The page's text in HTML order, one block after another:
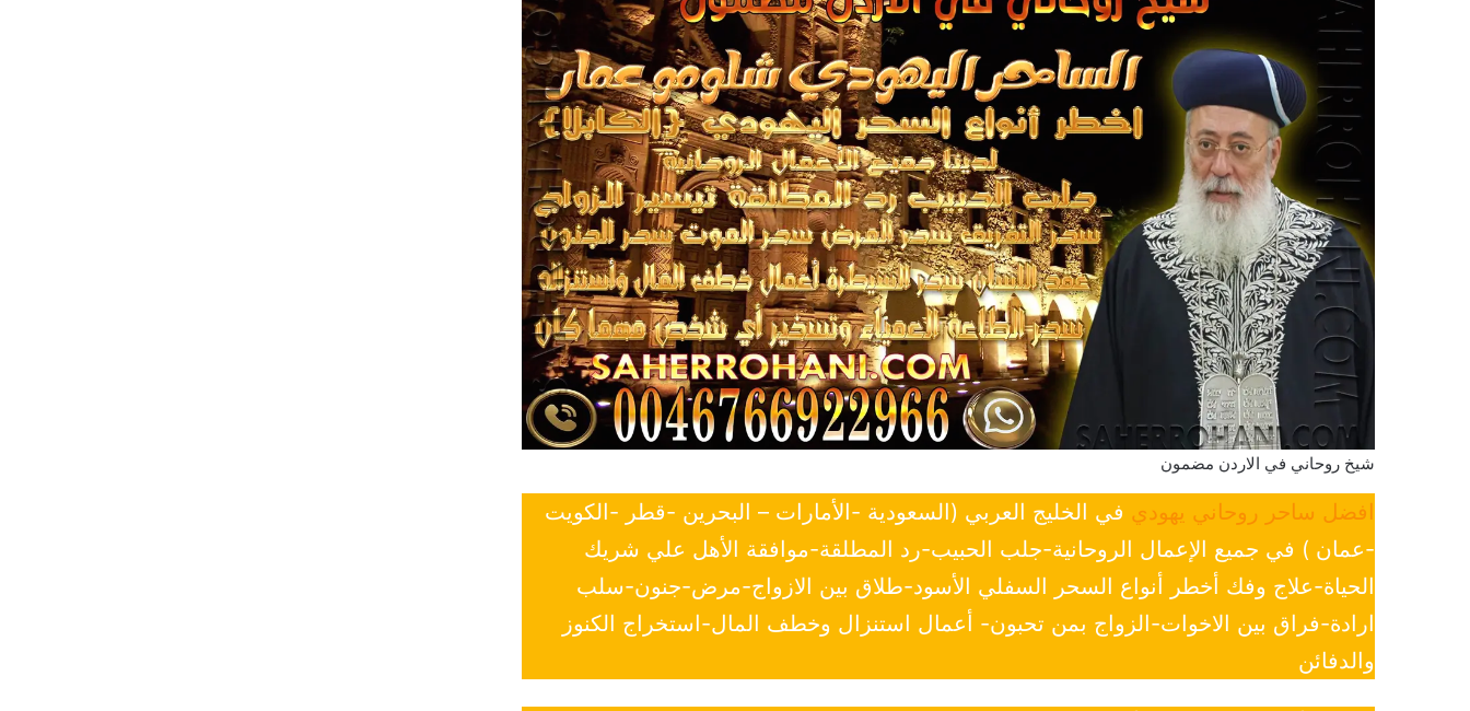
شيخ روحاني في الاردن مضمون
افضل ساحر روحاني يهودي في الخليج العربي (السعودية -الأمارات – البحرين -قطر -الكويت
-عمان ) في جميع الإعمال الروحانية-جلب الحبيب-رد المطلقة-موافقة الأهل علي شريك
الحياة-علاج وفك أخطر أنواع السحر السفلي الأسود-طلاق بين الازواج-مرض-جنون-سلب
ارادة-فراق بين الاخوات-الزواج بمن تحبون- أعمال استنزال وخطف المال-استخراج الكنوز
والدفائن